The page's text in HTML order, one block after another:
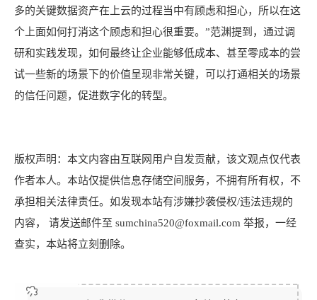
多的关键数据资产在上云的过程当中有顾虑和担心，所以在这
个上面如何打消这个顾虑和担心很重要。”范渊提到，通过调
研和实践发现，如何最终让企业能够低成本、甚至零成本的尝
试一些新的场景下的价值呈现非常关键，可以打通相关的场景
的信任问题，促进数字化的转型。
版权声明：本文内容由互联网用户自发贡献，该文观点仅代表
作者本人。本站仅提供信息存储空间服务，不拥有所有权，不
承担相关法律责任。如发现本站有涉嫌抄袭侵权/违法违规的
内容， 请发送邮件至 sumchina520@foxmail.com 举报，一经
查实，本站将立刻删除。